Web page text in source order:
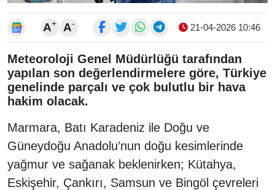
A+ A- 21-04-2026 10:46
Meteoroloji Genel Müdürlüğü tarafından
yapılan son değerlendirmelere göre, Türkiye
genelinde parçalı ve çok bulutlu bir hava
hakim olacak.
Marmara, Batı Karadeniz ile Doğu ve
Güneydoğu Anadolu’nun doğu kesimlerinde
yağmur ve sağanak beklenirken; Kütahya,
Eskişehir, Çankırı, Samsun ve Bingöl çevreleri